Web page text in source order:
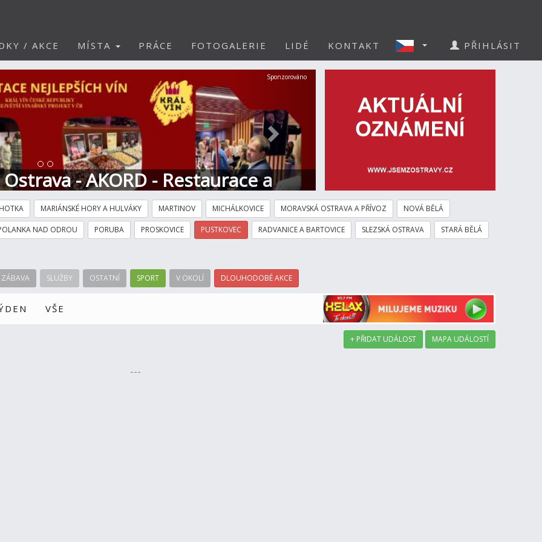
/ AKCE MÍSTA PRÁCE FOTOGALERIE LIDÉ KONTAKT PŘIHLÁSIT
- AKORD - Restaurace a
Další
Sponzorováno
MARIÁNSKÉ HORY A HULVÁKY MARTINOV MICHÁLKOVICE MORAVSKÁ OSTRAVA A PŘÍVOZ NOVÁ BĚLÁ
NAD ODROU PORUBA PROSKOVICE PUSTKOVEC RADVANICE A BARTOVICE SLEZSKÁ OSTRAVA STARÁ BĚLÁ
ZÁBAVA SLUŽBY OSTATNÍ SPORT V OKOLÍ DLOUHODOBÉ AKCE
VŠE
+ PŘIDAT UDÁLOST MAPA UDÁLOSTÍ
---